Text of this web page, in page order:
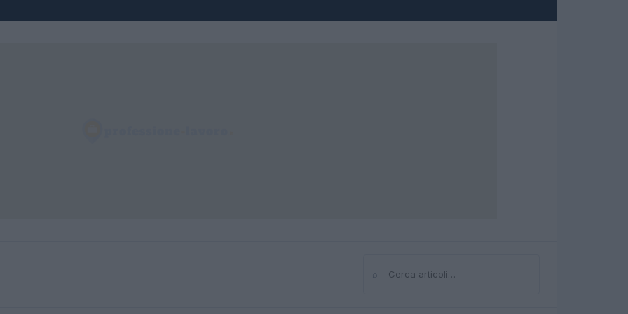
⌕Cerca